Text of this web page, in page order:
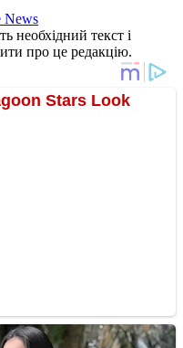
News
необхідний текст і
про це редакцію.